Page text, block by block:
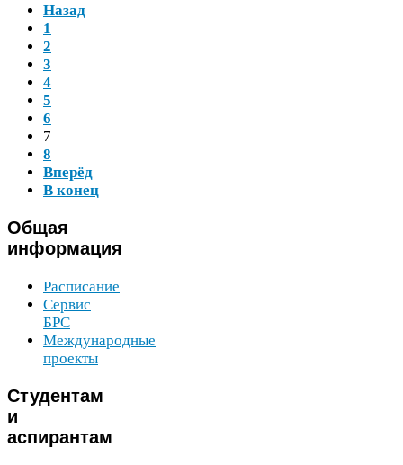
Назад
1
2
3
4
5
6
7
8
Вперёд
В конец
Общая
информация
Расписание
Сервис
БРС
Международные
проекты
Студентам
и
аспирантам